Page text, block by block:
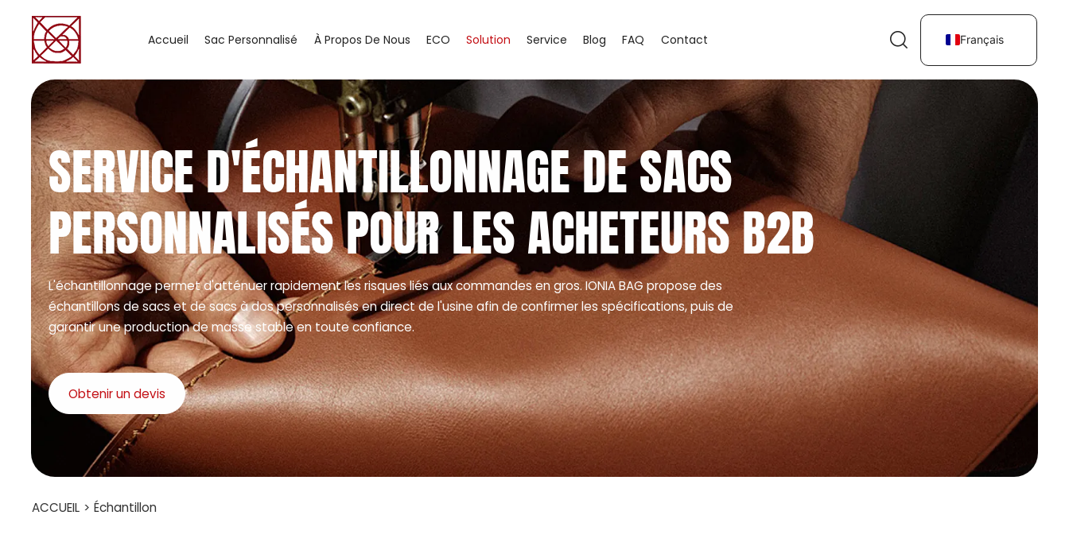
Accueil Sac Personnalisé À Propos De Nous ECO Solution Service Blog FAQ Contact Français
SERVICE D'ÉCHANTILLONNAGE DE SACS
PERSONNALISÉS POUR LES ACHETEURS B2B
L'échantillonnage permet d'atténuer rapidement les risques liés aux commandes en gros. IONIA BAG propose des
échantillons de sacs et de sacs à dos personnalisés en direct de l'usine afin de confirmer les spécifications, puis de
garantir une production de masse stable en toute confiance.
Obtenir un devis
ACCUEIL > Échantillon